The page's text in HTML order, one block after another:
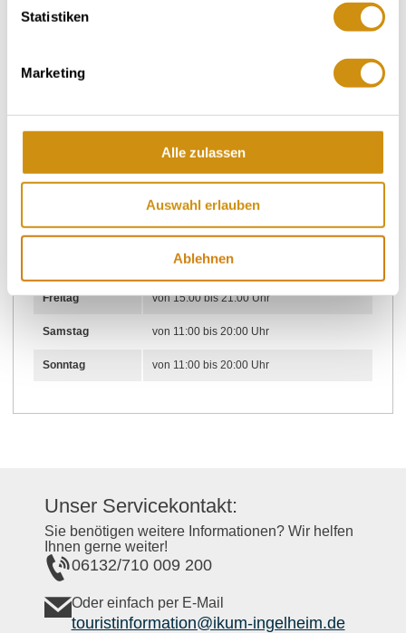
Statistiken
Marketing
Alle zulassen
Auswahl erlauben
Ablehnen
Weitere Infos & Downloads
Öffnungszeiten
14.04.2026 bis 02.08.2050
Freitag von 15:00 bis 21:00 Uhr
Samstag von 11:00 bis 20:00 Uhr
Sonntag von 11:00 bis 20:00 Uhr
Unser Servicekontakt:
Sie benötigen weitere Informationen? Wir helfen
Ihnen gerne weiter!
06132/710 009 200
Oder einfach per E-Mail
touristinformation@ikum-ingelheim.de